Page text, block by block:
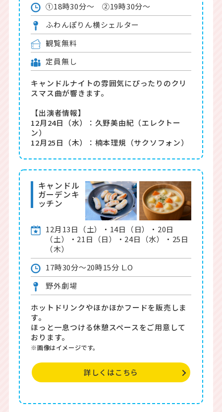
①18時30分〜 ②19時30分～
ふわんぽりん横シェルター
観覧無料
定員無し
キャンドルナイトの雰囲気にぴったりのクリ
スマス曲が響きます。
【出演者情報】
12月24日（水）：久野美由紀（エレクトー
ン）
12月25日（木）：楠本理規（サクソフォン）
キャンドル
ガーデンキ
ッチン
12月13日（土）・14日（日）・20日
（土）・21日（日）・24日（水）・25日
（木）
17時30分～20時15分 L.O
野外劇場
ホットドリンクやほかほかフードを販売しま
す。
ほっと一息つける休憩スペースをご用意して
おります。
※画像はイメージです。
詳しくはこちら